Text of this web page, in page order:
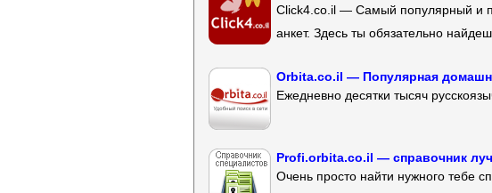
Click4.co.il — Самый популярный и
анкет. Здесь ты обязательно
Orbita.co.il — Популярная
Ежедневно десятки тысяч
Profi.orbita.co.il — справочник
Очень просто найти нужного тебе